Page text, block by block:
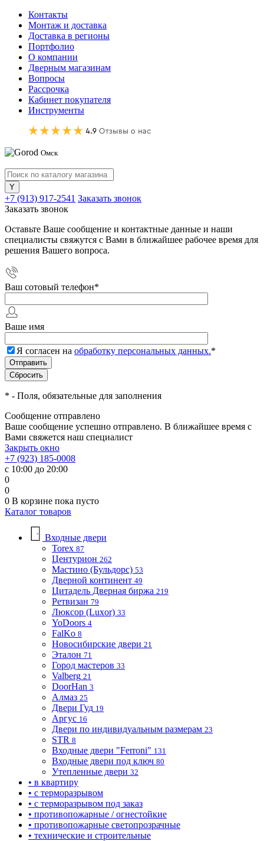
Контакты
Монтаж и доставка
Доставка в регионы
Портфолио
О компании
Дверным магазинам
Вопросы
Рассрочка
Кабинет покупателя
Инструменты
Омск
+7 (913) 917-2541 Заказать звонок
Заказать звонок
Оставьте Ваше сообщение и контактные данные и наши
специалисты свяжутся с Вами в ближайшее рабочее время для
решения Вашего вопроса.
Ваш сотовый телефон*
Ваше имя
Я согласен на обработку персональных данных.*
* - Поля, обязательные для заполнения
Сообщение отправлено
Ваше сообщение успешно отправлено. В ближайшее время с
Вами свяжется наш специалист
Закрыть окно
+7 (923) 185-0008
с 10:00 до 20:00
0
0
0 В корзине пока пусто
Каталог товаров
Входные двери
Torex 87
Центурион 262
Мастино (Бульдорс) 53
Дверной континент 49
Цитадель Дверная биржа 219
Ретвизан 79
Люксор (Luxor) 33
YoDoors 4
FalKo 8
Новосибирские двери 21
Эталон 71
Город мастеров 33
Valberg 21
DoorHan 3
Алмаз 25
Двери Гуд 19
Аргус 16
Двери по индивидуальным размерам 23
STR 8
Входные двери "Ferroni" 131
Входные двери под ключ 80
Утепленные двери 32
• в квартиру
• с терморазрывом
• с терморазрывом под заказ
• противопожарные / огнестойкие
• противопожарные светопрозрачные
• технические и строительные